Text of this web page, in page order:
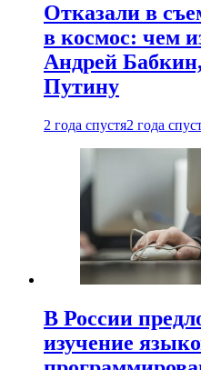
Отказали в
в космос: чем
Андрей
Путину
2 года спустя2 года
В России
изучение